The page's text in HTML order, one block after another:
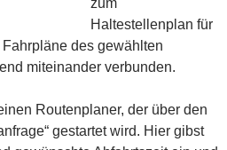
Haltestellenplan für
des gewählten
miteinander verbunden.
Routenplaner, der über den
gestartet wird. Hier gibst